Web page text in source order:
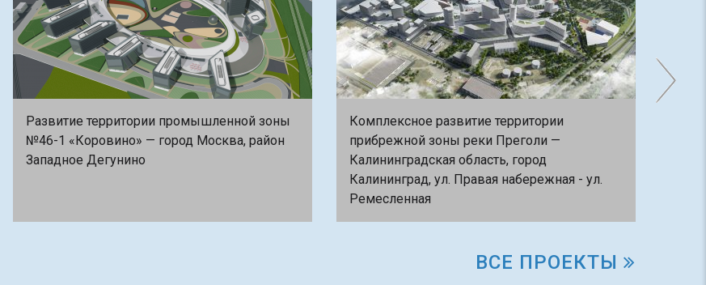
Развитие территории промышленной зоны
№46-1 «Коровино» — город Москва, район
Западное Дегунино
Комплексное развитие территории
прибрежной зоны реки Преголи —
Калининградская область, город
Калининград, ул. Правая набережная - ул.
Ремесленная
ВСЕ ПРОЕКТЫ